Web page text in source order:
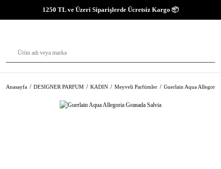
1250 TL ve Üzeri Siparişlerde Ücretsiz Kargo 📦
Anasayfa DESIGNER PARFUM KADIN Meyveli Parfümler Guerlain Aqua Allegoria